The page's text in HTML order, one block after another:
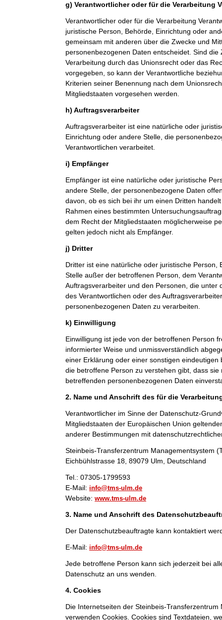
g) Verantwortlicher oder für die Verarbeitung
Verantwortlicher oder für die Verarbeitung
juristische Person, Behörde, Einrichtung oder
gemeinsam mit anderen über die Zwecke und
personenbezogenen Daten entscheidet. Sind die
Verarbeitung durch das Unionsrecht oder das
vorgegeben, so kann der Verantwortliche
Kriterien seiner Benennung nach dem
Mitgliedstaaten vorgesehen werden.
h) Auftragsverarbeiter
Auftragsverarbeiter ist eine natürliche oder
Einrichtung oder andere Stelle, die
Verantwortlichen verarbeitet.
i) Empfänger
Empfänger ist eine natürliche oder juristische
andere Stelle, der personenbezogene Daten
davon, ob es sich bei ihr um einen Dritten
Rahmen eines bestimmten
dem Recht der Mitgliedstaaten möglicherweise
gelten jedoch nicht als Empfänger.
j) Dritter
Dritter ist eine natürliche oder juristische Person,
Stelle außer der betroffenen Person, dem
Auftragsverarbeiter und den Personen, die unter
des Verantwortlichen oder des
personenbezogenen Daten zu verarbeiten.
k) Einwilligung
Einwilligung ist jede von der betroffenen Person
informierter Weise und unmissverständlich
einer Erklärung oder einer sonstigen
die betroffene Person zu verstehen gibt, dass
betreffenden personenbezogenen Daten
2. Name und Anschrift des für die
Verantwortlicher im Sinne der Datenschutz-
Mitgliedstaaten der Europäischen Union
anderer Bestimmungen mit
Steinbeis-Transferzentrum Managementsystem
Eichbühlstrasse 18, 89079 Ulm, Deutschland
Tel.: 07305-1799593
E-Mail: info@tms-ulm.de
Website: www.tms-ulm.de
3. Name und Anschrift des
Der Datenschutzbeauftragte kann kontaktiert
E-Mail: info@tms-ulm.de
Jede betroffene Person kann sich jederzeit bei
Datenschutz an uns wenden.
4. Cookies
Die Internetseiten der Steinbeis-
verwenden Cookies. Cookies sind Textdateien,